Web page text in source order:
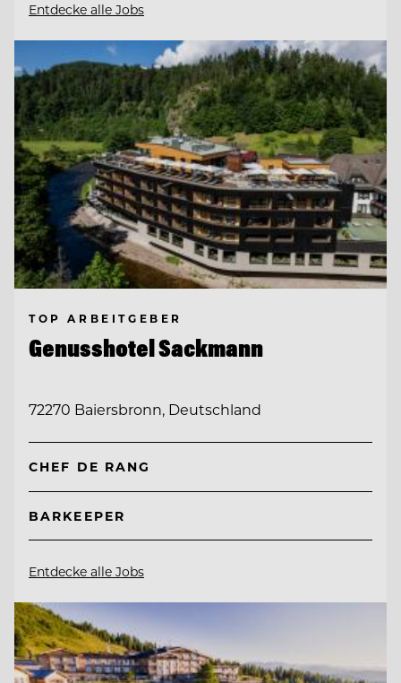
Entdecke alle Jobs
TOP ARBEITGEBER
Genusshotel Sackmann
72270 Baiersbronn, Deutschland
CHEF DE RANG
BARKEEPER
Entdecke alle Jobs